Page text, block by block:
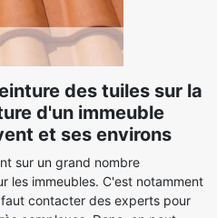
des tuiles sur la
d'un immeuble
et ses environs
sur un grand nombre
les immeubles. C'est notamment
contacter des experts pour